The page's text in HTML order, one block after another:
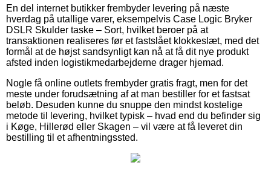
En del internet butikker frembyder levering på næste
hverdag på utallige varer, eksempelvis Case Logic Bryker
DSLR Skulder taske – Sort, hvilket beroer på at
transaktionen realiseres før et fastslået klokkeslæt, med det
formål at de højst sandsynligt kan nå at få dit nye produkt
afsted inden logistikmedarbejderne drager hjemad.
Nogle få online outlets frembyder gratis fragt, men for det
meste under forudsætning af at man bestiller for et fastsat
beløb. Desuden kunne du snuppe den mindst kostelige
metode til levering, hvilket typisk – hvad end du befinder sig
i Køge, Hillerød eller Skagen – vil være at få leveret din
bestilling til et afhentningssted.